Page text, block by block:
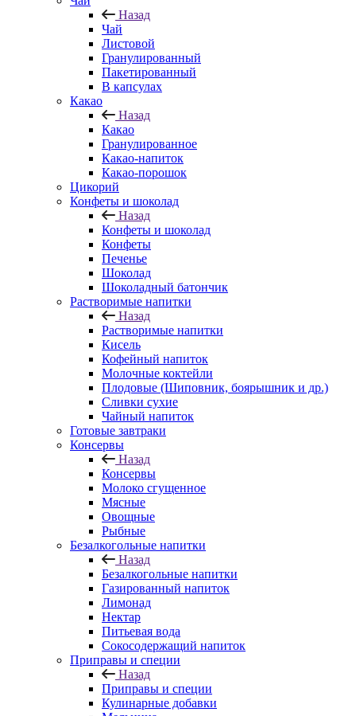
Назад
Чай
Листовой
Гранулированный
Пакетированный
В капсулах
Какао
Назад
Какао
Гранулированное
Какао-напиток
Какао-порошок
Цикорий
Конфеты и шоколад
Назад
Конфеты и шоколад
Конфеты
Печенье
Шоколад
Шоколадный батончик
Растворимые напитки
Назад
Растворимые напитки
Кисель
Кофейный напиток
Молочные коктейли
Плодовые (Шиповник, боярышник и др.)
Сливки сухие
Чайный напиток
Готовые завтраки
Консервы
Назад
Консервы
Молоко сгущенное
Мясные
Овощные
Рыбные
Безалкогольные напитки
Назад
Безалкогольные напитки
Газированный напиток
Лимонад
Нектар
Питьевая вода
Сокосодержащий напиток
Приправы и специи
Назад
Приправы и специи
Кулинарные добавки